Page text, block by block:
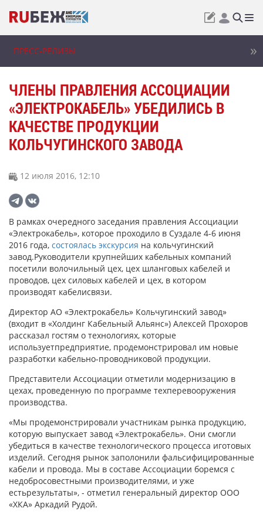
ПРЕСС-РЕЛИЗЫ
ЧЛЕНЫ ПРАВЛЕНИЯ АССОЦИАЦИИ
«ЭЛЕКТРОКАБЕЛЬ» УБЕДИЛИСЬ В
КАЧЕСТВЕ ПРОДУКЦИИ
КОЛЬЧУГИНСКОГО ЗАВОДА
12 июля 2016, 12:10
В рамках очередного заседания правления Ассоциации
«Электрокабель», которое проходило в Суздале 4-6 июня
2016 года, состоялась экскурсия на кольчугинский
завод.Руководители крупнейших кабельных компаний
посетили волочильный цех, цех шланговых кабелей и
проводов, цех силовых кабелей и цех, в котором
производят кабелисвязи.
Директор АО «Электрокабель» Кольчугинский завод»
(входит в «Холдинг Кабельный Альянс») Алексей Прохоров
рассказал гостям о технологиях, которые
используетпредприятие, продемонстрировал им новые
разработки кабельно-проводниковой продукции.
Представители Ассоциации отметили модернизацию в
цехах, проведенную по программе техперевооружения
производства.
«Мы продемонстрировали участникам рынка продукцию,
которую выпускает завод «Электрокабель». Они смогли
убедиться в качестве технологического процесса иготовых
изделий. Сегодня рынок заполонили фальсифицированные
кабели и провода. Мы в составе Ассоциации боремся с
недобросовестными производителями, и уже
естьрезультаты», - отметил генеральный директор ООО
«ХКА» Аркадий Рудой.